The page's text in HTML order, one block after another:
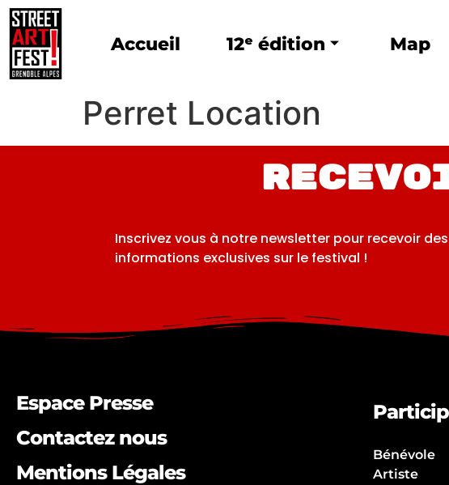
Accueil 12ᵉ édition Map
Perret Location
Inscrivez vous à notre newsletter pour recevoir des
informations exclusives sur le festival !
Espace Presse
Contactez nous
Mentions Légales
Bénévole
Artiste